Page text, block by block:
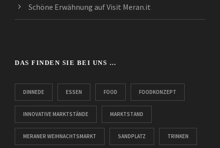
Schöne Erwähnung auf Visit Meran.it
DAS FINDEN SIE BEI UNS …
DINNEDE ESSEN FOOD FOODKONZEPT
INNOVATIVE MARKTSTÄNDE MARKTSTAND
MERANER WEIHNACHTSMARKT SANDPLATZ TRINKEN